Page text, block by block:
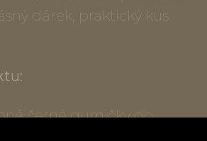
dárek, praktický kus
černé gumičky do